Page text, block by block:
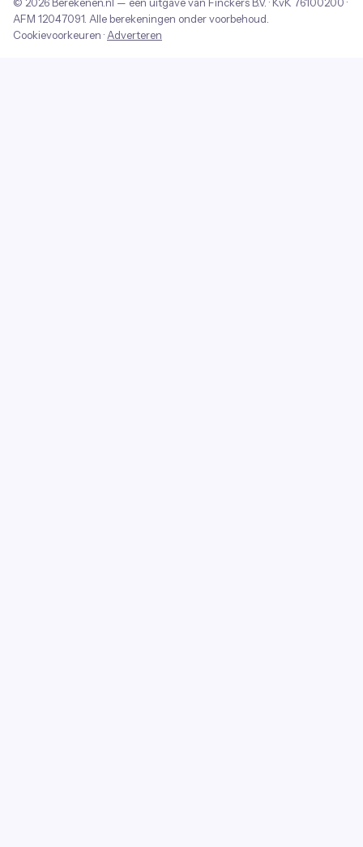
AFM 12047091 . Alle berekeningen onder voorbehoud.
Cookievoorkeuren · Adverteren